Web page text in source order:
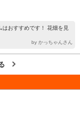
おすすめです！ 花畑を見
by かっちゃんさん